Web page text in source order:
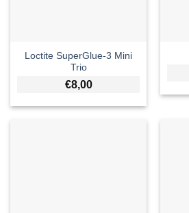
Loctite SuperGlue-3 Mini
Trio
€8,00